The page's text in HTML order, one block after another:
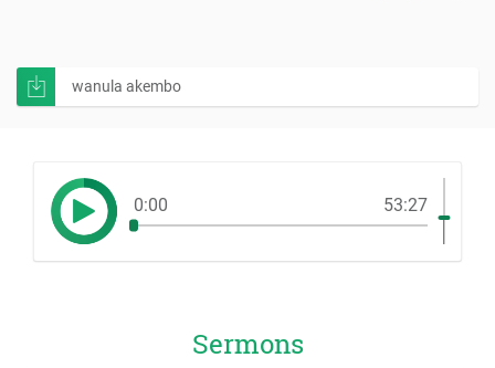
wanula akembo
0:00 53:27
Sermons